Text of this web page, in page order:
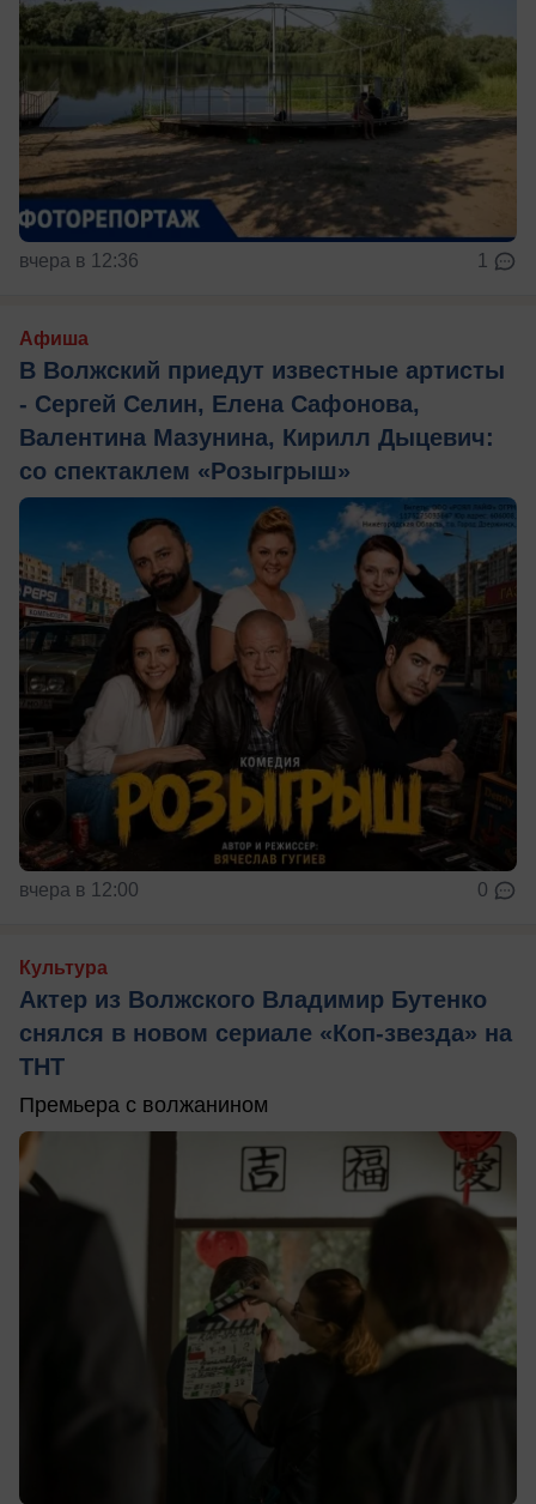
вчера в 12:36 1
Афиша
В Волжский приедут известные артисты
- Сергей Селин, Елена Сафонова,
Валентина Мазунина, Кирилл Дыцевич:
со спектаклем «Розыгрыш»
вчера в 12:00 0
Культура
Актер из Волжского Владимир Бутенко
снялся в новом сериале «Коп-звезда» на
ТНТ
Премьера с волжанином